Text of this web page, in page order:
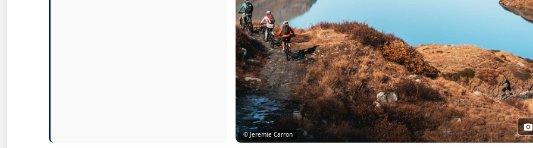
© Jeremie Carron